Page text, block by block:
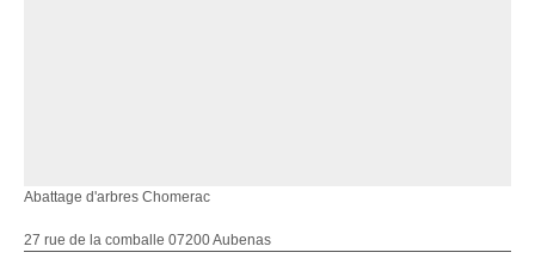
Abattage d'arbres Chomerac
27 rue de la comballe 07200 Aubenas